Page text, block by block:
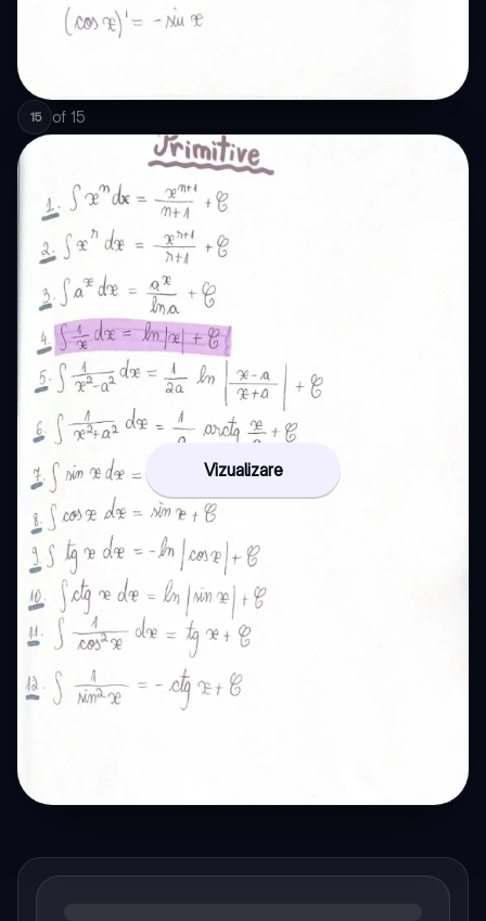
15 of 15
Vizualizare